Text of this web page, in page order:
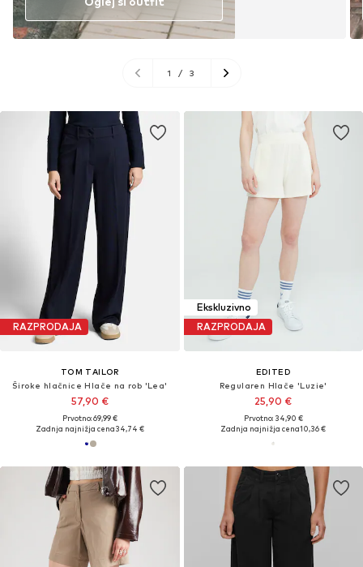
RAZPRODAJA
TOM TAILOR
Široke hlačnice Hlače na rob 'Lea'
57,90 €
Prvotno: 69,99 €
Zadnja najnižja cena34,74 €
Ekskluzivno
RAZPRODAJA
EDITED
Regularen Hlače 'Luzie'
25,90 €
Prvotno: 34,90 €
Zadnja najnižja cena10,36 €
1 / 3